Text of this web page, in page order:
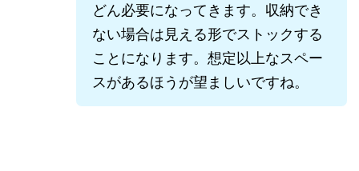
どん必要になってきます。収納でき
ない場合は見える形でストックする
ことになります。想定以上なスペー
スがあるほうが望ましいですね。